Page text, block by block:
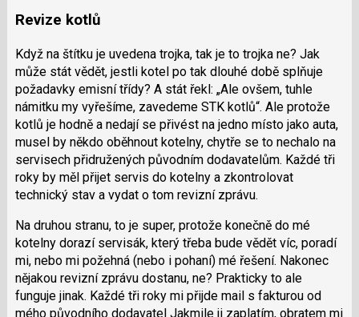
Revize kotlů
Když na štítku je uvedena trojka, tak je to trojka ne? Jak
může stát vědět, jestli kotel po tak dlouhé době splňuje
požadavky emisní třídy? A stát řekl: „Ale ovšem, tuhle
námitku my vyřešíme, zavedeme STK kotlů“. Ale protože
kotlů je hodně a nedají se přivést na jedno místo jako auta,
musel by někdo oběhnout kotelny, chytře se to nechalo na
servisech přidružených původním dodavatelům. Každé tři
roky by měl přijet servis do kotelny a zkontrolovat
technický stav a vydat o tom revizní zprávu.
Na druhou stranu, to je super, protože konečně do mé
kotelny dorazí servisák, který třeba bude vědět víc, poradí
mi, nebo mi požehná (nebo i pohaní) mé řešení. Nakonec
nějakou revizní zprávu dostanu, ne? Prakticky to ale
funguje jinak. Každé tři roky mi přijde mail s fakturou od
mého původního dodavatel Jakmile ji zaplatím, obratem mi